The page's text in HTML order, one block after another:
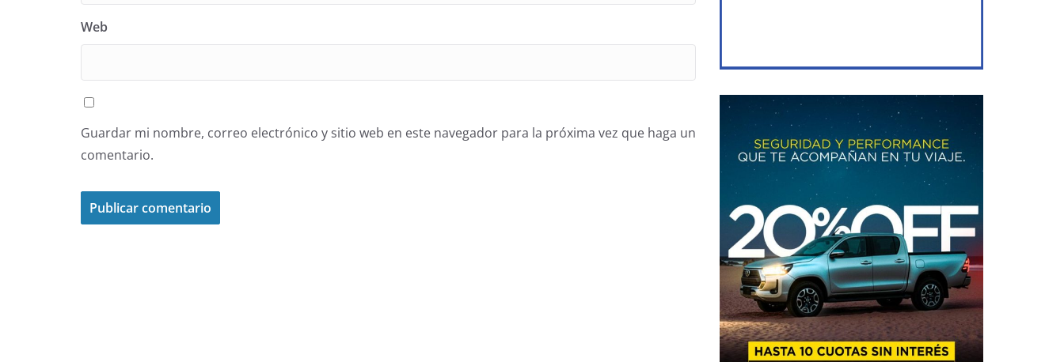
Web
Guardar mi nombre, correo electrónico y sitio web en este navegador para la próxima vez que haga un
comentario.